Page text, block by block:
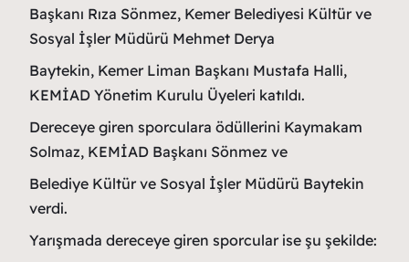
Başkanı Rıza Sönmez, Kemer Belediyesi Kültür ve
Sosyal İşler Müdürü Mehmet Derya
Baytekin, Kemer Liman Başkanı Mustafa Halli,
KEMİAD Yönetim Kurulu Üyeleri katıldı.
Dereceye giren sporculara ödüllerini Kaymakam
Solmaz, KEMİAD Başkanı Sönmez ve
Belediye Kültür ve Sosyal İşler Müdürü Baytekin
verdi.
Yarışmada dereceye giren sporcular ise şu şekilde: